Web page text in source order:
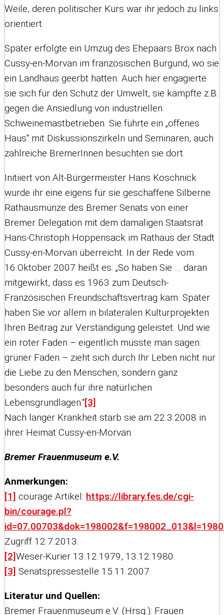
Weile, deren politischer Kurs war ihr jedoch zu links
orientiert.
Später erfolgte ein Umzug des Ehepaars Brox nach
Cussy-en-Morvan im französischen Burgund, wo sie
ein Landhaus geerbt hatten. Auch hier engagierte
sie sich für den Schutz der Umwelt, sie kämpfte z.B.
gegen die Ansiedlung von industriellen
Schweinemastbetrieben. Sie führte ein „offenes
Haus“ mit Diskussionszirkeln und Seminaren, auch
zahlreiche BremerInnen besuchten sie dort.
Initiiert von Alt-Bürgermeister Hans Koschnick
wurde ihr eine eigens für sie geschaffene Silberne
Rathausmünze des Bremer Senats von einer
Bremer Delegation mit dem damaligen Staatsrat
Hans-Christoph Hoppensack im Rathaus der Stadt
Cussy-en-Morvan überreicht. In der Rede vom
16.Oktober 2007 heißt es: „So haben Sie … daran
mitgewirkt, dass es 1963 zum Deutsch-
Französischen Freundschaftsvertrag kam. Später
haben Sie vor allem in bilateralen Kulturprojekten
Ihren Beitrag zur Verständigung geleistet. Und wie
ein roter Faden – eigentlich müsste man sagen:
grüner Faden – zieht sich durch Ihr Leben nicht nur
die Liebe zu den Menschen, sondern ganz
besonders auch für ihre natürlichen
Lebensgrundlagen.“[3]
Nach langer Krankheit starb sie am 22.3.2008 in
ihrer Heimat Cussy-en-Morvan.
Bremer Frauenmuseum e.V.
Anmerkungen:
[1] courage Artikel: https://library.fes.de/cgi-
bin/courage.pl?
Zugriff 12.7.2013.
[2]Weser-Kurier 13.12.1979, 13.12.1980.
[3] Senatspressestelle 15.11.2007.
Literatur und Quellen:
Bremer Frauenmuseum e.V. (Hrsg.): Frauen